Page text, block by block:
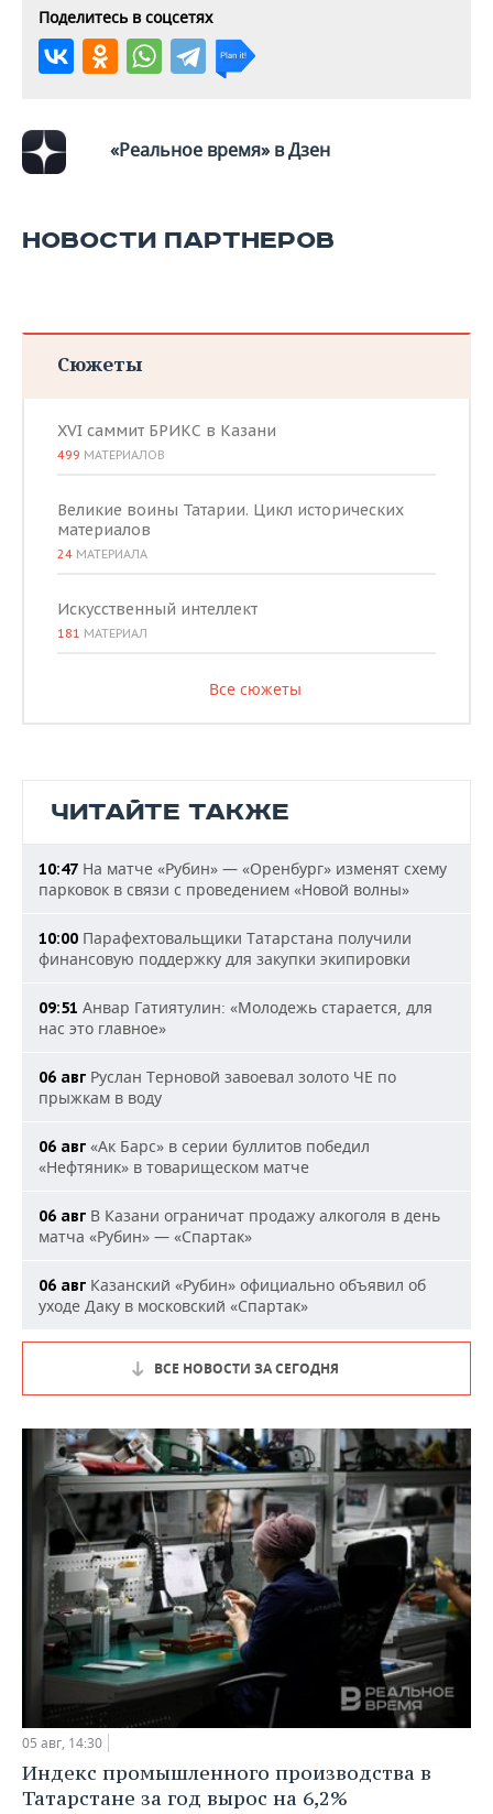
Поделитесь в соцсетях
«Реальное время» в Дзен
НОВОСТИ ПАРТНЕРОВ
Сюжеты
XVI саммит БРИКС в Казани
499 МАТЕРИАЛОВ
Великие воины Татарии. Цикл исторических
материалов
24 МАТЕРИАЛА
Искусственный интеллект
181 МАТЕРИАЛ
Все сюжеты
ЧИТАЙТЕ ТАКЖЕ
10:47 На матче «Рубин» — «Оренбург» изменят схему
парковок в связи с проведением «Новой волны»
10:00 Парафехтовальщики Татарстана получили
финансовую поддержку для закупки экипировки
09:51 Анвар Гатиятулин: «Молодежь старается, для
нас это главное»
06 авг Руслан Терновой завоевал золото ЧЕ по
прыжкам в воду
06 авг «Ак Барс» в серии буллитов победил
«Нефтяник» в товарищеском матче
06 авг В Казани ограничат продажу алкоголя в день
матча «Рубин» — «Спартак»
06 авг Казанский «Рубин» официально объявил об
уходе Даку в московский «Спартак»
ВСЕ НОВОСТИ ЗА СЕГОДНЯ
05 авг, 14:30
Индекс промышленного производства в
Татарстане за год вырос на 6,2%